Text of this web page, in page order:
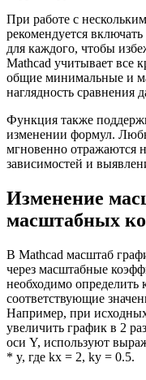
При работе с
рекомендуется
для каждого, чтобы
Mathcad учитывает все
общие минимальные и
наглядность сравнения
Функция также
изменении формул.
мгновенно отражаются
зависимостей и
Изменение
масштабных
В Mathcad масштаб
через масштабные
необходимо
соответствующие
Например, при
увеличить график в 2
оси Y, используют
* y, где kx = 2, ky = 0.5.